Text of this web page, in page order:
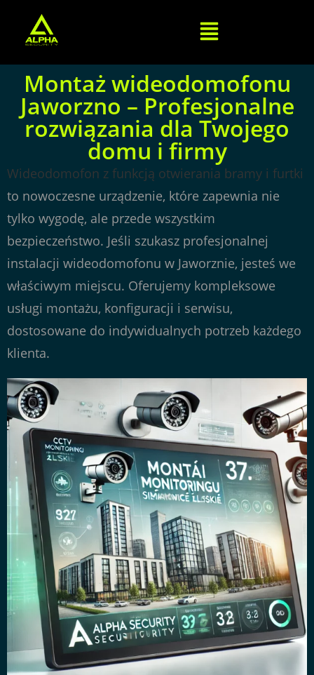
Montaż wideodomofonu
Jaworzno – Profesjonalne
rozwiązania dla Twojego
domu i firmy
Wideodomofon z funkcją otwierania bramy i furtki
to nowoczesne urządzenie, które zapewnia nie
tylko wygodę, ale przede wszystkim
bezpieczeństwo. Jeśli szukasz profesjonalnej
instalacji wideodomofonu w Jaworznie, jesteś we
właściwym miejscu. Oferujemy kompleksowe
usługi montażu, konfiguracji i serwisu,
dostosowane do indywidualnych potrzeb każdego
klienta.